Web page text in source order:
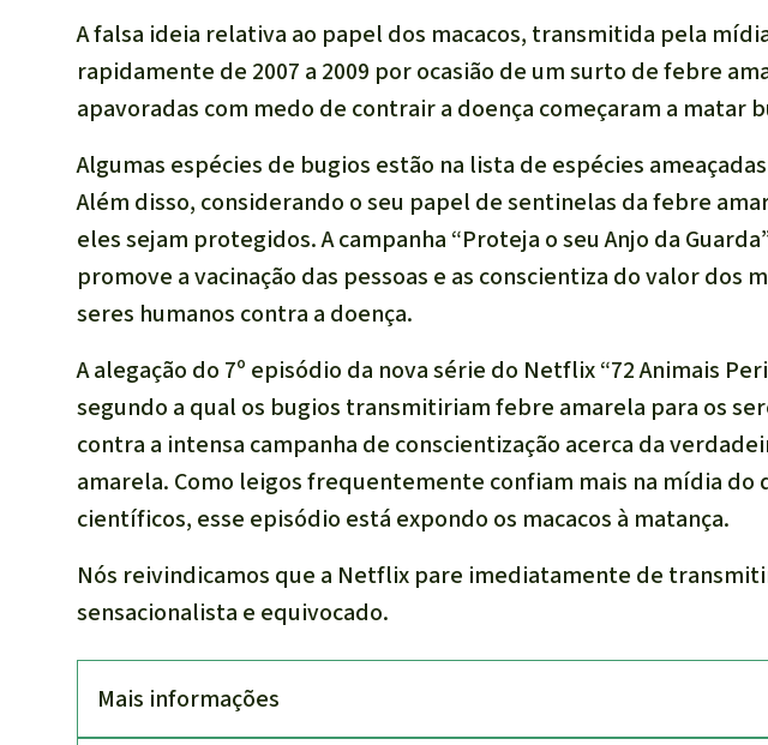
A falsa ideia relativa ao papel dos macacos, transmitida pela
rapidamente de 2007 a 2009 por ocasião de um surto de febre
apavoradas com medo de contrair a doença começaram a matar
Algumas espécies de bugios estão na lista de espécies
Além disso, considerando o seu papel de sentinelas da febre
eles sejam protegidos. A campanha “Proteja o seu Anjo da
promove a vacinação das pessoas e as conscientiza do valor dos
seres humanos contra a doença.
A alegação do 7º episódio da nova série do Netflix “72 Animais
segundo a qual os bugios transmitiriam febre amarela para os
contra a intensa campanha de conscientização acerca da
amarela. Como leigos frequentemente confiam mais na mídia do
científicos, esse episódio está expondo os macacos à matança.
Nós reivindicamos que a Netflix pare imediatamente de
sensacionalista e equivocado.
Mais informações